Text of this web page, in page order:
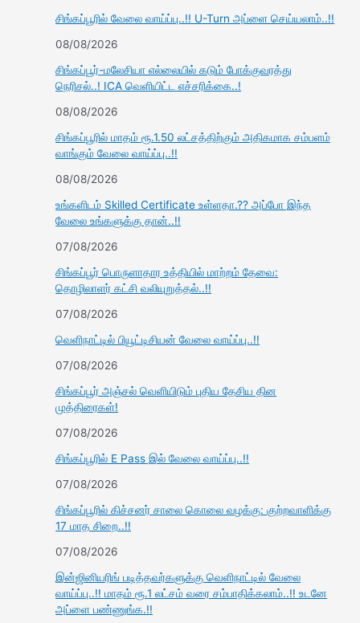
சிங்கப்பூரில் வேலை வாய்ப்பு..!! U-Turn அப்ளை செய்யலாம்..!!
08/08/2026
சிங்கப்பூர்-மலேசியா எல்லையில் கடும் போக்குவரத்து
நெரிசல்..! ICA வெளியிட்ட எச்சரிக்கை..!
08/08/2026
சிங்கப்பூரில் மாதம் ரூ.1.50 லட்சத்திற்கும் அதிகமாக சம்பளம்
வாங்கும் வேலை வாய்ப்பு..!!
08/08/2026
உங்களிடம் Skilled Certificate உள்ளதா.?? அப்போ இந்த
வேலை உங்களுக்கு தான்..!!
07/08/2026
சிங்கப்பூர் பொருளாதார உத்தியில் மாற்றம் தேவை:
தொழிலாளர் கட்சி வலியுறுத்தல்..!!
07/08/2026
வெளிநாட்டில் பியூட்டிசியன் வேலை வாய்ப்பு..!!
07/08/2026
சிங்கப்பூர் அஞ்சல் வெளியிடும் புதிய தேசிய தின
முத்திரைகள்!
07/08/2026
சிங்கப்பூரில் E Pass இல் வேலை வாய்ப்பு..!!
07/08/2026
சிங்கப்பூரில் கிச்சனர் சாலை கொலை வழக்கு: குற்றவாளிக்கு
17 மாத சிறை..!!
07/08/2026
இன்ஜினியரிங் படித்தவர்களுக்கு வெளிநாட்டில் வேலை
வாய்ப்பு..!! மாதம் ரூ.1 லட்சம் வரை சம்பாதிக்கலாம்..!! உடனே
அப்ளை பண்ணுங்க.!!